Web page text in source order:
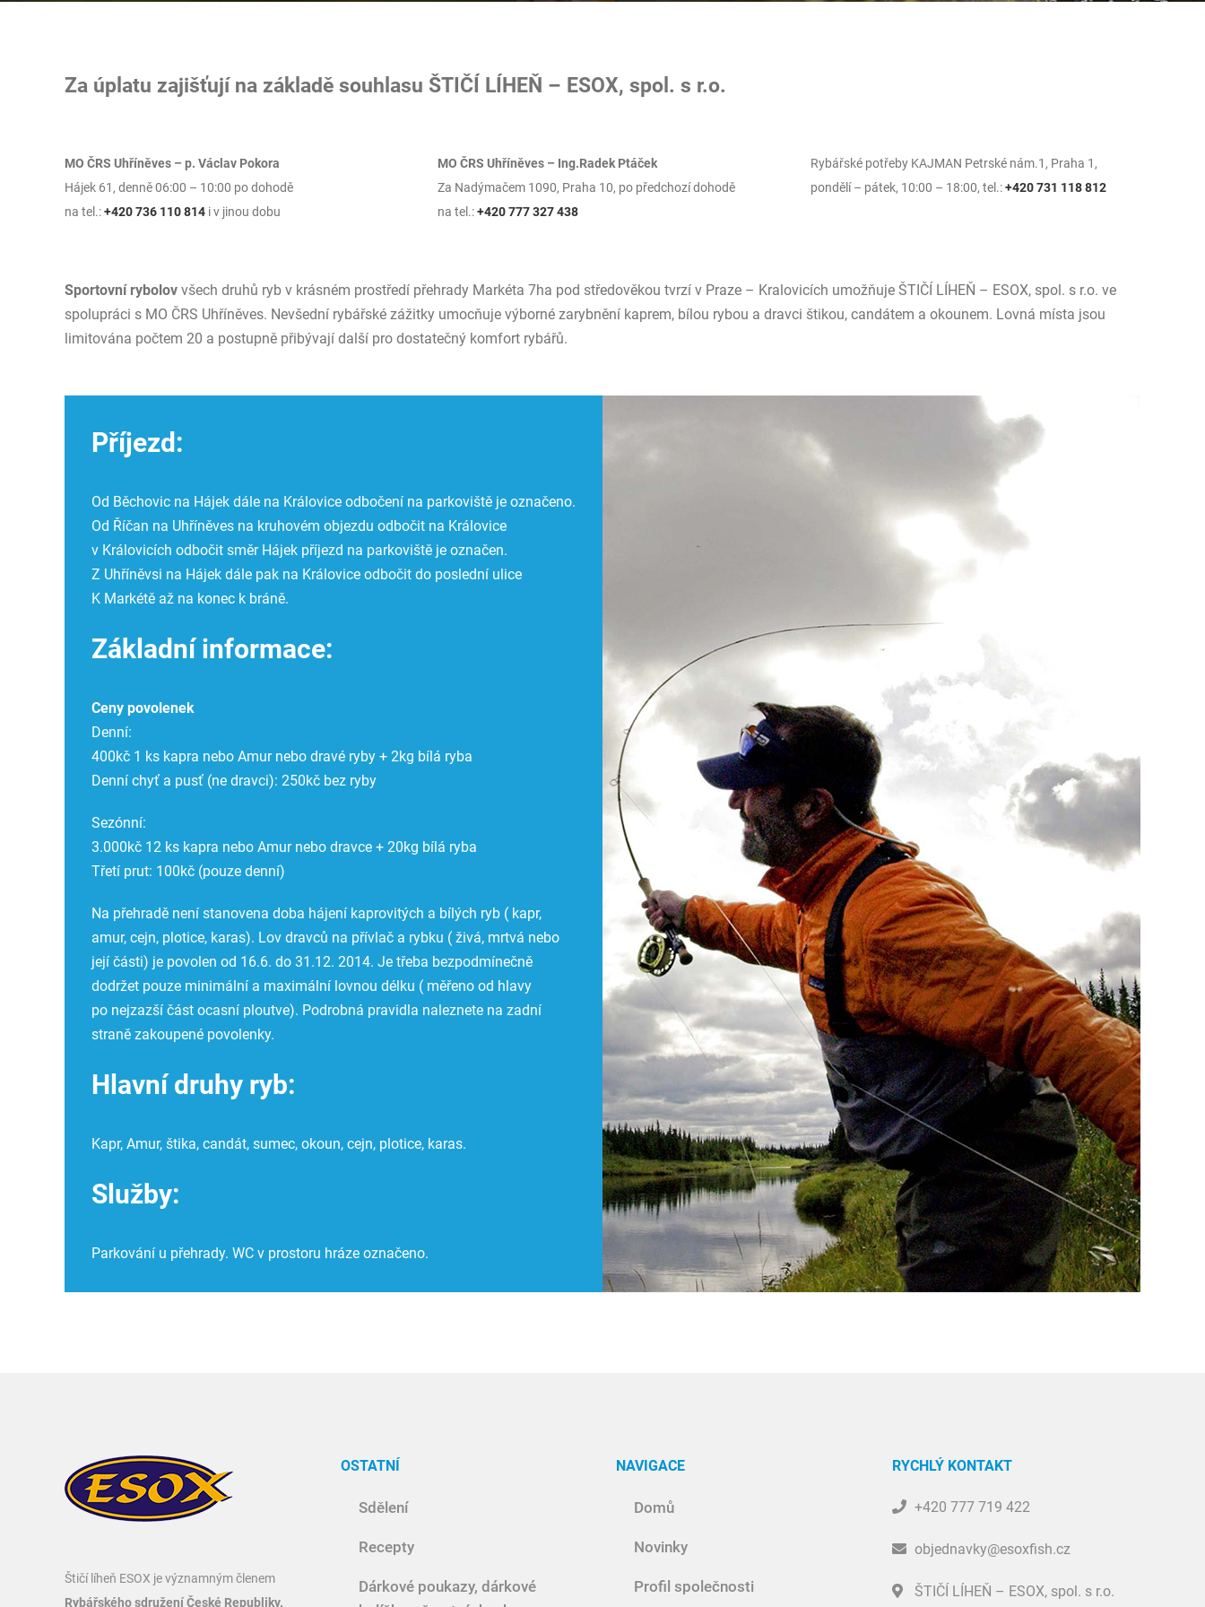
Za úplatu zajišťují na základě souhlasu ŠTIČÍ LÍHEŇ – ESOX, spol. s r.o.
MO ČRS Uhříněves – p. Václav Pokora
Hájek 61, denně 06:00 – 10:00 po dohodě
na tel.:+420 736 110 814 i v jinou dobu
MO ČRS Uhříněves – Ing.Radek Ptáček
Za Nadýmačem 1090, Praha 10, po předchozí dohodě
na tel.:+420 777 327 438
Rybářské potřeby KAJMAN Petrské nám.1, Praha 1,
pondělí – pátek, 10:00 – 18:00, tel.:+420 731 118 812
Sportovní rybolov všech druhů ryb v krásném prostředí přehrady Markéta 7ha pod středověkou tvrzí v Praze – Kralovicích umožňuje ŠTIČÍ LÍHEŇ – ESOX, spol. s r.o. ve
spolupráci s MO ČRS Uhříněves. Nevšední rybářské zážitky umocňuje výborné zarybnění kaprem, bílou rybou a dravci štikou, candátem a okounem. Lovná místa jsou
limitována počtem 20 a postupně přibývají další pro dostatečný komfort rybářů.
Příjezd:
Od Běchovic na Hájek dále na Královice odbočení na parkoviště je označeno.
Od Říčan na Uhříněves na kruhovém objezdu odbočit na Královice
v Královicích odbočit směr Hájek příjezd na parkoviště je označen.
Z Uhříněvsi na Hájek dále pak na Královice odbočit do poslední ulice
K Markétě až na konec k bráně.
Základní informace:
Ceny povolenek
Denní:
400kč 1 ks kapra nebo Amur nebo dravé ryby + 2kg bílá ryba
Denní chyť a pusť (ne dravci): 250kč bez ryby
Sezónní:
3.000kč 12 ks kapra nebo Amur nebo dravce + 20kg bílá ryba
Třetí prut: 100kč (pouze denní)
Na přehradě není stanovena doba hájení kaprovitých a bílých ryb ( kapr,
amur, cejn, plotice, karas). Lov dravců na přívlač a rybku ( živá, mrtvá nebo
její části) je povolen od 16.6. do 31.12. 2014. Je třeba bezpodmínečně
dodržet pouze minimální a maximální lovnou délku ( měřeno od hlavy
po nejzazší část ocasní ploutve). Podrobná pravidla naleznete na zadní
straně zakoupené povolenky.
Hlavní druhy ryb:
Kapr, Amur, štika, candát, sumec, okoun, cejn, plotice, karas.
Služby:
Parkování u přehrady. WC v prostoru hráze označeno.
Štičí líheň ESOX je významným členem
Rybářského sdružení České Republiky.
OSTATNÍ
Sdělení
Recepty
Dárkové poukazy, dárkové
NAVIGACE
Domů
Novinky
Profil společnosti
RYCHLÝ KONTAKT
+420 777 719 422
objednavky@esoxfish.cz
ŠTIČÍ LÍHEŇ – ESOX, spol. s r.o.